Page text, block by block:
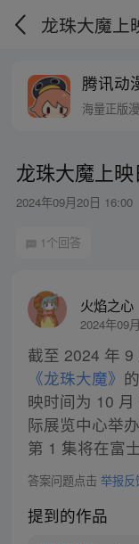
龙珠大魔上
腾讯动
海量正版
龙珠大魔上
2024年09月20日 16:00
1个回答
火焰之心
2024年09
截至 2024 年
《龙珠大魔》
映时间为 10
际展览中心举
第 1 集将在富
答案问题点击 举报反
提到的作品